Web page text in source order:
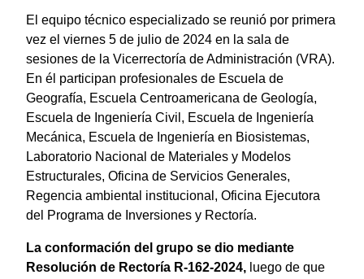
El equipo técnico especializado se reunió por primera
vez el viernes 5 de julio de 2024 en la sala de
sesiones de la Vicerrectoría de Administración (VRA).
En él participan profesionales de Escuela de
Geografía, Escuela Centroamericana de Geología,
Escuela de Ingeniería Civil, Escuela de Ingeniería
Mecánica, Escuela de Ingeniería en Biosistemas,
Laboratorio Nacional de Materiales y Modelos
Estructurales, Oficina de Servicios Generales,
Regencia ambiental institucional, Oficina Ejecutora
del Programa de Inversiones y Rectoría.
La conformación del grupo se dio mediante
Resolución de Rectoría R-162-2024, luego de que